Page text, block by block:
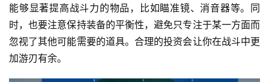
能够显著提高战斗力的物品，比如瞄准镜、消音器等。同
时，也要注意保持装备的平衡性，避免只专注于某一方面而
忽视了其他可能需要的道具。合理的投资会让你在战斗中更
加游刃有余。